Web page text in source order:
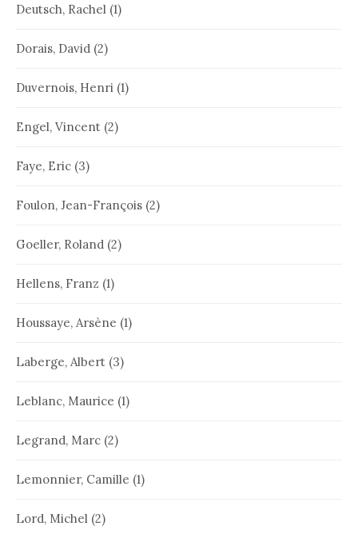
Deutsch, Rachel (1)
Dorais, David (2)
Duvernois, Henri (1)
Engel, Vincent (2)
Faye, Eric (3)
Foulon, Jean-François (2)
Goeller, Roland (2)
Hellens, Franz (1)
Houssaye, Arsène (1)
Laberge, Albert (3)
Leblanc, Maurice (1)
Legrand, Marc (2)
Lemonnier, Camille (1)
Lord, Michel (2)